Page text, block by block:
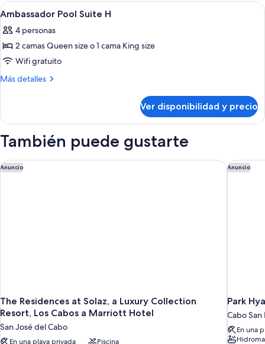
Ver
todas
las
fotos
de
Ambassador
H
Habitación de hotel moderna con
6
Ambassador Pool Suite H
4 personas
2 camas Queen size o 1 cama King size
Wifi gratuito
Más detalles
Más
Pool
Ver disponibilidad y precio
También puede gustarte
Anuncio
The Residences at Solaz, a Luxury Collection
Resort, Los Cabos a Marriott Hotel
San José del Cabo
En una playa privada
Piscina
The Residences at Solaz, a Luxury Collection Resort, Los
Anuncio
Park
Cabo San
En una
Park